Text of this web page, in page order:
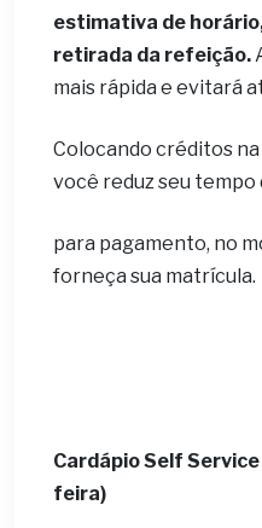
estimativa de
retirada da refeição.
mais rápida e evitará
Colocando créditos na
você reduz seu tempo
para pagamento, no
forneça sua matrícula.
Cardápio Self Service
feira)